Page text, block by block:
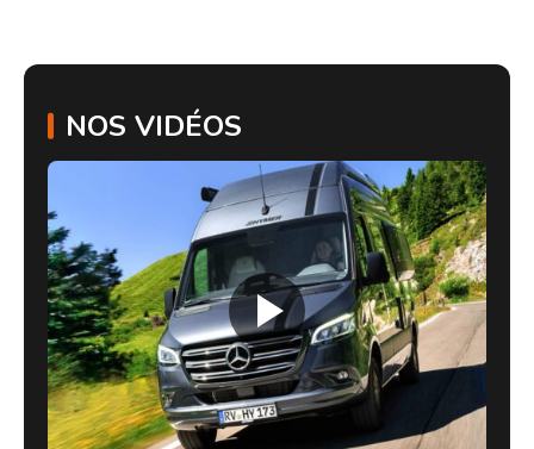
NOS VIDÉOS